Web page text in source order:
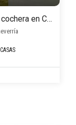
Casa en alquiler de 4 dormitorios c/ cochera en Canning
CASAS